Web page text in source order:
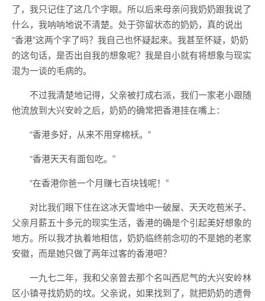
了，我只记住了这几个字眼。所以后来母亲问我奶奶跟我说了
什么，我呐呐地说不清楚。处于弥留状态的奶奶，真的说出
“香港”这两个字了吗？我自己也怀疑起来。我甚至怀疑，奶奶
的这句话，是否出自我的想象呢？我是自小就有将想象与现实
混为一谈的毛病的。
不过我清楚地记得，父亲被打成右派，我们一家老小跟随
他流放到大兴安岭之后，奶奶的确常把香港挂在嘴上：
“香港多好，从来不用穿棉袄。”
“香港天天有面包吃。”
“在香港你爸一个月赚七百块钱呢！”
对比我们眼下住在这冰天雪地中一破屋、天天吃苞米子、
父亲月薪五十多元的现实生活，香港的确是个引起美好想象的
地方。所以我才执着地相信，奶奶临终前念叨的不是她的老家
安徽，而是她只做了两年过客的香港吧？
一九七二年，我和父亲曾去那个名叫西尼气的大兴安岭林
区小镇寻找奶奶的坟。父亲说，如果找到了，就把奶奶的遗骨